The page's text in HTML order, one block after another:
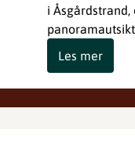
i Åsgårdstrand,
Les mer